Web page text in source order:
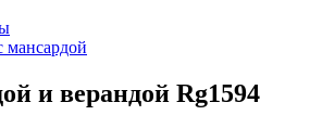
мансардой
и верандой Rg1594